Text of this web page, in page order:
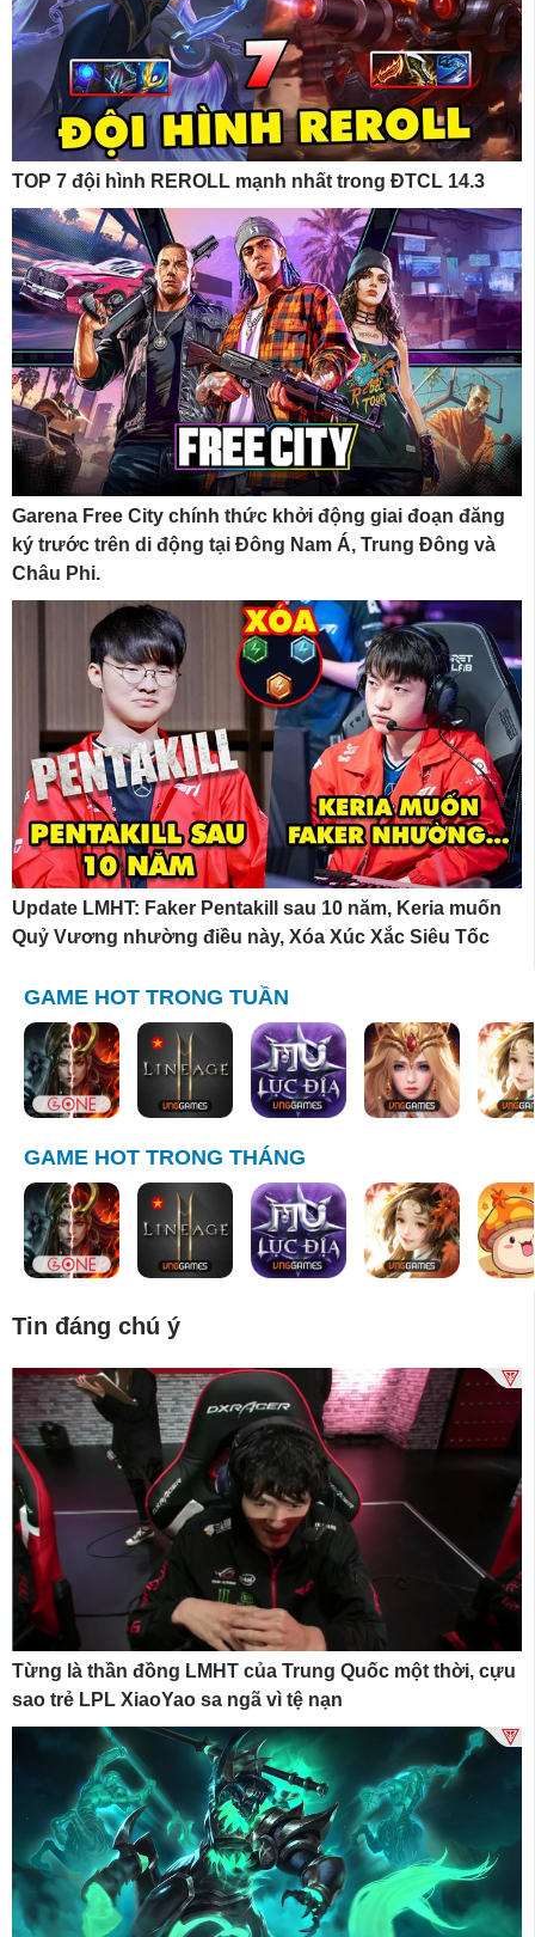
TOP 7 đội hình REROLL mạnh nhất trong ĐTCL 14.3
Garena Free City chính thức khởi động giai đoạn đăng
ký trước trên di động tại Đông Nam Á, Trung Đông và
Châu Phi.
Update LMHT: Faker Pentakill sau 10 năm, Keria muốn
Quỷ Vương nhường điều này, Xóa Xúc Xắc Siêu Tốc
GAME HOT TRONG TUẦN
GAME HOT TRONG THÁNG
Tin đáng chú ý
Từng là thần đồng LMHT của Trung Quốc một thời, cựu
sao trẻ LPL XiaoYao sa ngã vì tệ nạn